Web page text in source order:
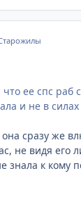
ее спс раб
и не в силах
сразу же
не видя его
знала к кому